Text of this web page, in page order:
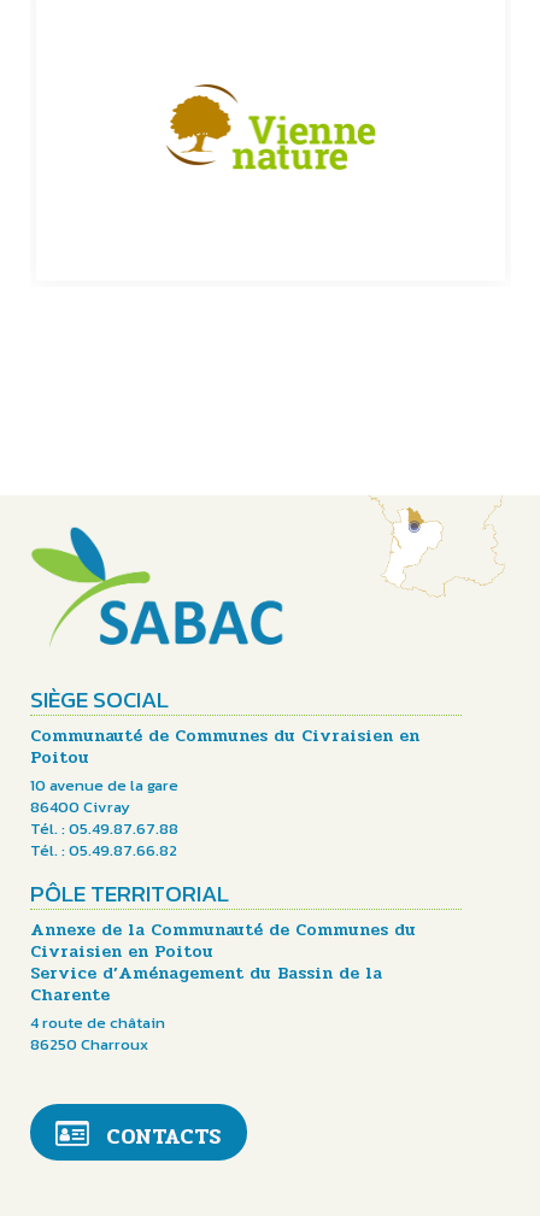
SIÈGE SOCIAL
Communauté de Communes du Civraisien en
Poitou
10 avenue de la gare
86400 Civray
Tél. : 05.49.87.67.88
Tél. : 05.49.87.66.82
PÔLE TERRITORIAL
Annexe de la Communauté de Communes du
Civraisien en Poitou
Service d’Aménagement du Bassin de la
Charente
4 route de châtain
86250 Charroux
CONTACTS